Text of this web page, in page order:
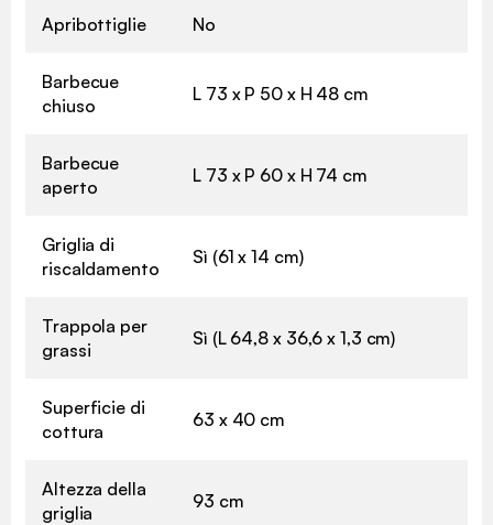
Apribottiglie No
Barbecue
chiuso
L 73 x P 50 x H 48 cm
Barbecue
aperto
L 73 x P 60 x H 74 cm
Griglia di
riscaldamento
Sì (61 x 14 cm)
Trappola per
grassi
Sì (L 64,8 x 36,6 x 1,3 cm)
Superficie di
cottura
63 x 40 cm
Altezza della
griglia
93 cm